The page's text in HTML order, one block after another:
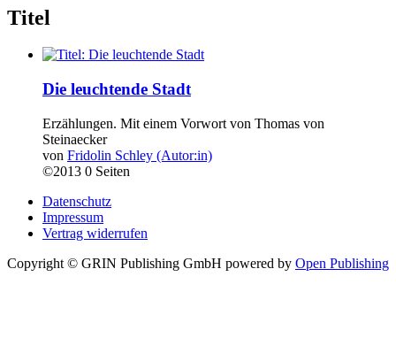
Titel
Die leuchtende Stadt
Erzählungen. Mit einem Vorwort von Thomas von
Steinaecker
von Fridolin Schley (Autor:in)
©2013 0 Seiten
Datenschutz
Impressum
Vertrag widerrufen
Copyright © GRIN Publishing GmbH powered by Open Publishing